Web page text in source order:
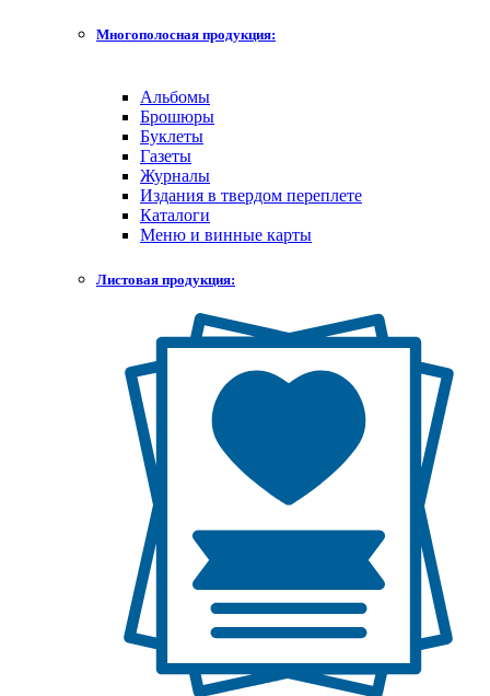
Многополосная продукция:
Альбомы
Брошюры
Буклеты
Газеты
Журналы
Издания в твердом переплете
Каталоги
Меню и винные карты
Листовая продукция: